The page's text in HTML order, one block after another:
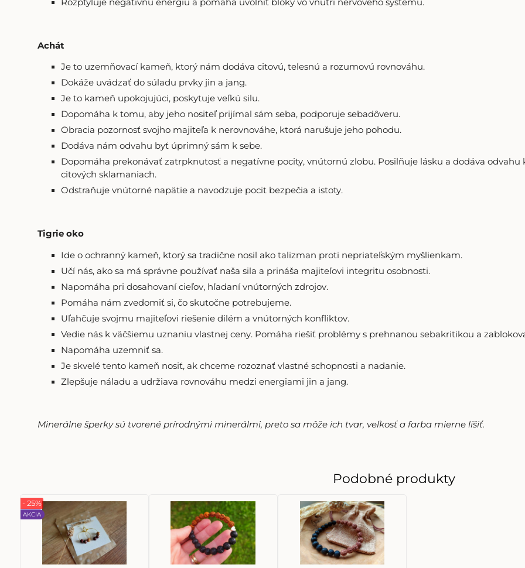
Rozptyľuje negatívnu energiu a pomáha uvoľniť bloky vo vnútri nervového systému.
Achát
Je to uzemňovací kameň, ktorý nám dodáva citovú, telesnú a rozumovú rovnováhu.
Dokáže uvádzať do súladu prvky jin a jang.
Je to kameň upokojujúci, poskytuje veľkú silu.
Dopomáha k tomu, aby jeho nositeľ prijímal sám seba, podporuje sebadôveru.
Obracia pozornosť svojho majiteľa k nerovnováhe, ktorá narušuje jeho pohodu.
Dodáva nám odvahu byť úprimný sám k sebe.
Dopomáha prekonávať zatrpknutosť a negatívne pocity, vnútornú zlobu. Posilňuje lásku a dodáva
citových sklamaniach.
Odstraňuje vnútorné napätie a navodzuje pocit bezpečia a istoty.
Tigrie oko
Ide o ochranný kameň, ktorý sa tradične nosil ako talizman proti nepriateľským myšlienkam.
Učí nás, ako sa má správne používať naša sila a prináša majiteľovi integritu osobnosti.
Napomáha pri dosahovaní cieľov, hľadaní vnútorných zdrojov.
Pomáha nám zvedomiť si, čo skutočne potrebujeme.
Uľahčuje svojmu majiteľovi riešenie dilém a vnútorných konfliktov.
Vedie nás k väčšiemu uznaniu vlastnej ceny. Pomáha riešiť problémy s prehnanou sebakritikou a
Napomáha uzemniť sa.
Je skvelé tento kameň nosiť, ak chceme rozoznať vlastné schopnosti a nadanie.
Zlepšuje náladu a udržiava rovnováhu medzi energiami jin a jang.
Minerálne šperky sú tvorené prírodnými minerálmi, preto sa môže ich tvar, veľkosť a farba mierne líšiť.
Podobné produkty
AKCIA
- 25%